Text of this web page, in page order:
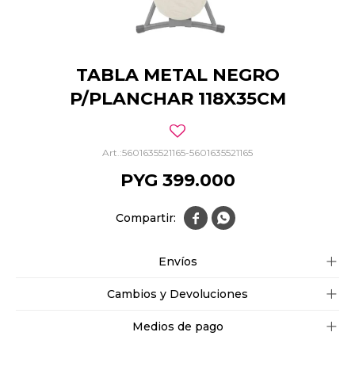
TABLA METAL NEGRO
P/PLANCHAR 118X35CM
5601635521165-5601635521165
PYG 399.000
 
Envíos
Cambios y Devoluciones
Medios de pago